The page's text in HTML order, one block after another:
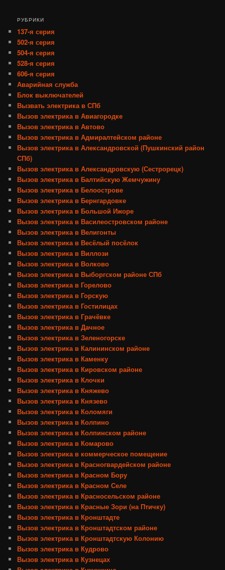
РУБРИКИ
137-я серия
502-я серия
504-я серия
528-я серия
606-я серия
Аварийная служба
Блок выключателей
Вызвать электрика в СПб
Вызов электрика в Авиагородке
Вызов электрика в Автово
Вызов электрика в Адмиралтейском районе
Вызов электрика в Александровской (Пушкинский район
СПб)
Вызов электрика в Александровскую (Сестрорецк)
Вызов электрика в Балтийскую Жемчужину
Вызов электрика в Белоострове
Вызов электрика в Бернгардовке
Вызов электрика в Большой Ижоре
Вызов электрика в Василеостровском районе
Вызов электрика в Велигонты
Вызов электрика в Весёлый посёлок
Вызов электрика в Виллози
Вызов электрика в Волково
Вызов электрика в Выборгском районе СПб
Вызов электрика в Горелово
Вызов электрика в Горскую
Вызов электрика в Гостилицах
Вызов электрика в Грачёвке
Вызов электрика в Дачное
Вызов электрика в Зеленогорске
Вызов электрика в Калининском районе
Вызов электрика в Каменку
Вызов электрика в Кировском районе
Вызов электрика в Клочки
Вызов электрика в Княжево
Вызов электрика в Князево
Вызов электрика в Коломяги
Вызов электрика в Колпино
Вызов электрика в Колпинском районе
Вызов электрика в Комарово
Вызов электрика в коммерческое помещение
Вызов электрика в Красногвардейском районе
Вызов электрика в Красном Бору
Вызов электрика в Красном Селе
Вызов электрика в Красносельском районе
Вызов электрика в Красные Зори (на Птичку)
Вызов электрика в Кронштадте
Вызов электрика в Кронштадтском районе
Вызов электрика в Кронштадтскую Колонию
Вызов электрика в Кудрово
Вызов электрика в Кузнецах